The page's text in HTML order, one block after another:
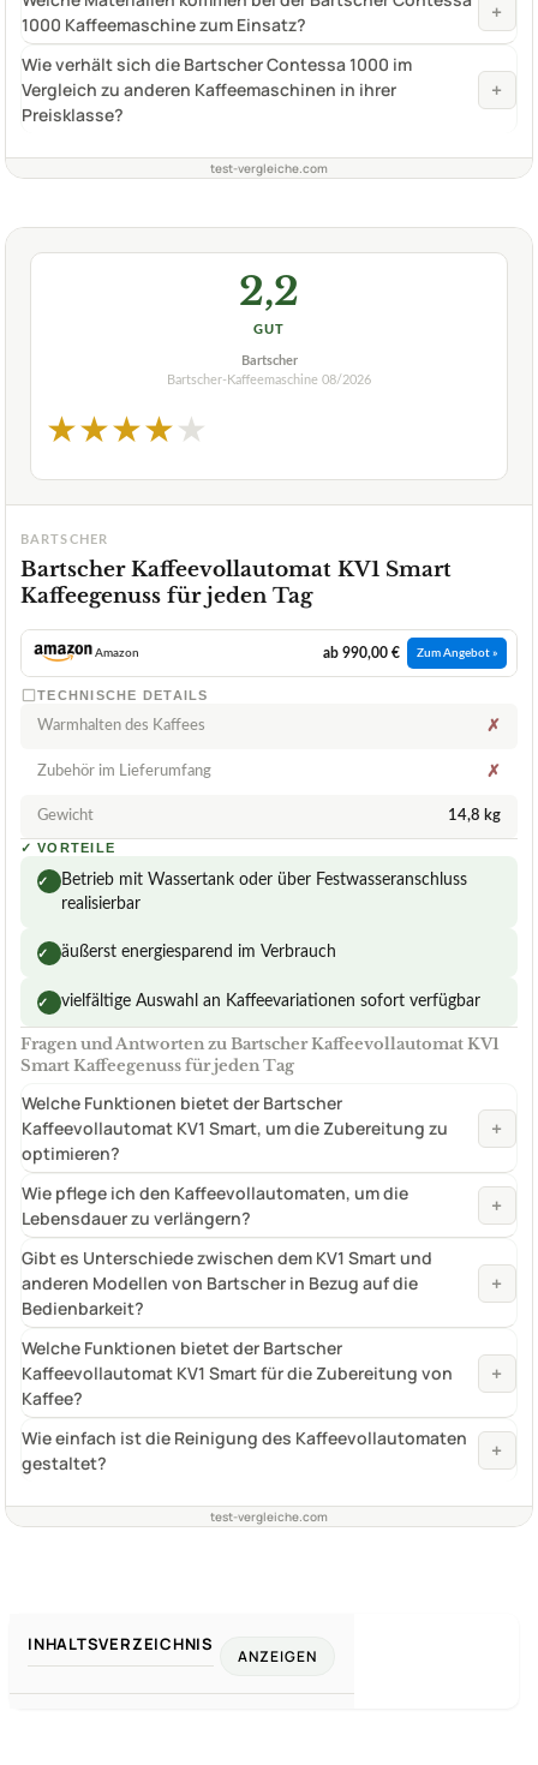
1000 Kaffeemaschine zum Einsatz?
+
Wie verhält sich die Bartscher Contessa 1000 im
Vergleich zu anderen Kaffeemaschinen in ihrer
Preisklasse?
+
test-vergleiche.com
2,2
GUT
Bartscher
Bartscher-Kaffeemaschine 08/2026
★★★★★
BARTSCHER
Bartscher Kaffeevollautomat KV1 Smart
Kaffeegenuss für jeden Tag
Amazon ab 990,00 € Zum Angebot »
TECHNISCHE DETAILS
Warmhalten des Kaffees ✗
Zubehör im Lieferumfang ✗
Gewicht 14,8 kg
✓ VORTEILE
✓
Betrieb mit Wassertank oder über Festwasseranschluss
realisierbar
✓ äußerst energiesparend im Verbrauch
✓ vielfältige Auswahl an Kaffeevariationen sofort verfügbar
Fragen und Antworten zu Bartscher Kaffeevollautomat KV1
Smart Kaffeegenuss für jeden Tag
Welche Funktionen bietet der Bartscher
Kaffeevollautomat KV1 Smart, um die Zubereitung zu
optimieren?
+
Wie pflege ich den Kaffeevollautomaten, um die
Lebensdauer zu verlängern?
+
Gibt es Unterschiede zwischen dem KV1 Smart und
anderen Modellen von Bartscher in Bezug auf die
Bedienbarkeit?
+
Welche Funktionen bietet der Bartscher
Kaffeevollautomat KV1 Smart für die Zubereitung von
Kaffee?
+
Wie einfach ist die Reinigung des Kaffeevollautomaten
gestaltet?
+
test-vergleiche.com
INHALTSVERZEICHNIS
ANZEIGEN